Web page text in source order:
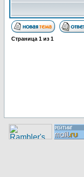
Страница 1 из 1